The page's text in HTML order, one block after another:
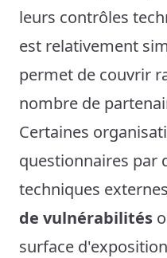
leurs contrôles
est relativement
permet de couvrir
nombre de
Certaines
questionnaires par
techniques
de vulnérabilités
surface